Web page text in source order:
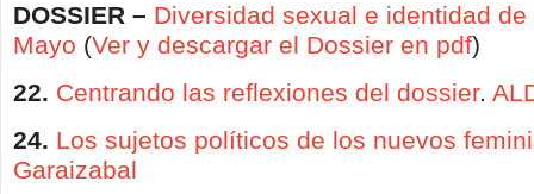
DOSSIER – Diversidad sexual e identidad de
Mayo (Ver y descargar el Dossier en pdf)
22. Centrando las reflexiones del dossier.
24. Los sujetos políticos de los nuevos
Garaizabal